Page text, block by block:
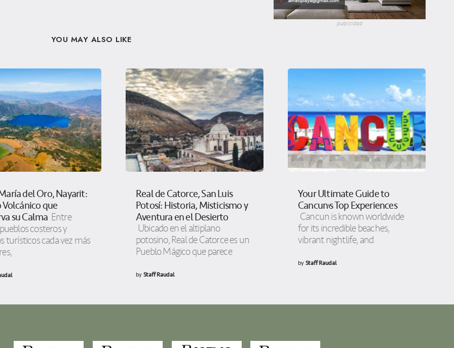
publicidad
YOU MAY ALSO LIKE
del Oro, Nayarit:
Volcánico que
su Calma Entre
costeros y
turísticos cada vez más
Real de Catorce, San Luis
Potosí: Historia, Misticismo y
Aventura en el Desierto
Ubicado en el altiplano
potosino, Real de Catorce es un
Pueblo Mágico que parece
byStaff Raudal
Your Ultimate Guide to
Cancun’s Top Experiences
Cancun is known worldwide
for its incredible beaches,
vibrant nightlife, and
byStaff Raudal